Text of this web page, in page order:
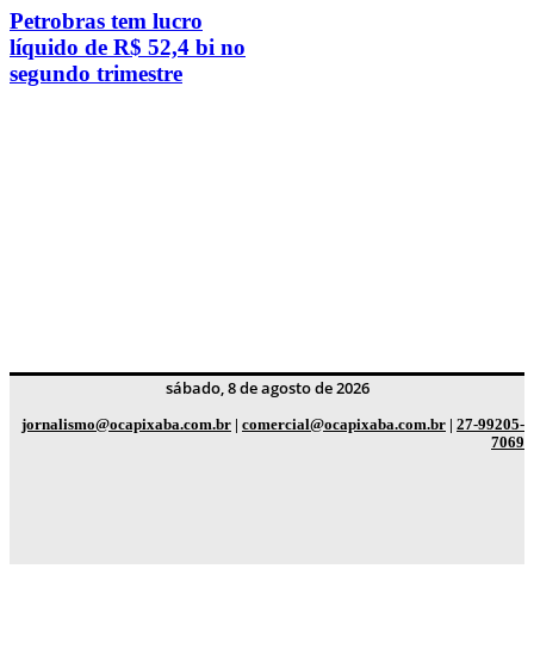
Petrobras tem lucro
líquido de R$ 52,4 bi no
segundo trimestre
sábado, 8 de agosto de 2026
jornalismo@ocapixaba.com.br | comercial@ocapixaba.com.br | 27-99205-
7069